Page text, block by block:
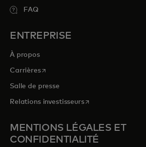
FAQ
ENTREPRISE
À propos
Carrièress’ouvre dans un nouvel onglet
Salle de presse
Relations investisseurss’ouvre dans un
MENTIONS LÉGALES ET
CONFIDENTIALITÉ